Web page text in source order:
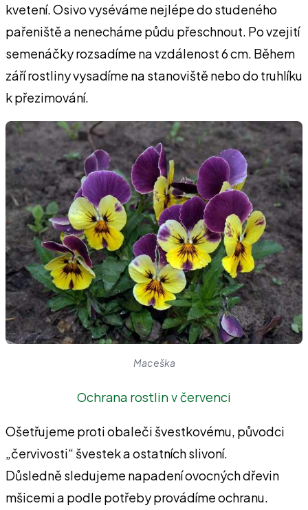
kvetení. Osivo vyséváme nejlépe do studeného
pařeniště a nenecháme půdu přeschnout. Po vzejití
semenáčky rozsadí­me na vzdálenost 6 cm. Během
září rostliny vysadíme na stanoviště nebo do truhlíku
k přezimování.
Maceška
Ochrana rostlin v červenci
Ošetřujeme proti obaleči švestkovému, původci
„červivosti“ švestek a ostatních slivoní.
Důsledně sledujeme napadení ovocných dřevin
mšicemi a podle potřeby provádíme ochranu.